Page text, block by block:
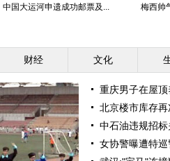
中国大运河申遗成功邮票及... 梅西帅
财经 文化
重庆男子在屋
北京楼市库存
中石油违规招
女协警曝遭特